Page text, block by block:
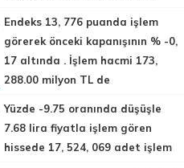
Endeks 13, 776 puanda işlem
görerek önceki kapanışının % -0,
17 altında . İşlem hacmi 173,
288.00 milyon TL de
Yüzde -9.75 oranında düşüşle
7.68 lira fiyatla işlem gören
hissede 17, 524, 069 adet işlem